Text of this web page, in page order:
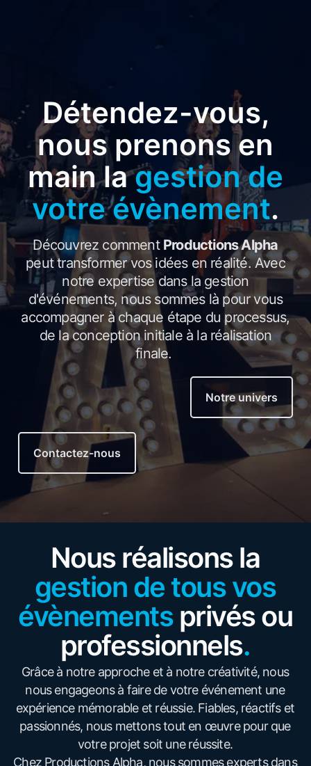
Détendez-vous,
nous prenons en
main lagestion de
votre évènement.
Découvrez comment Productions Alpha
peut transformer vos idées en réalité. Avec
notre expertise dans la gestion
d'événements, nous sommes là pour vous
accompagner à chaque étape du processus,
de la conception initiale à la réalisation
finale.
Notre univers
Contactez-nous
Nous réalisons la
gestion de tous vos
évènementsprivés ou
professionnels.
Grâce à notre approche et à notre créativité, nous
nous engageons à faire de votre événement une
expérience mémorable et réussie. Fiables, réactifs et
passionnés, nous mettons tout en œuvre pour que
votre projet soit une réussite.
Chez Productions Alpha, nous sommes experts dans